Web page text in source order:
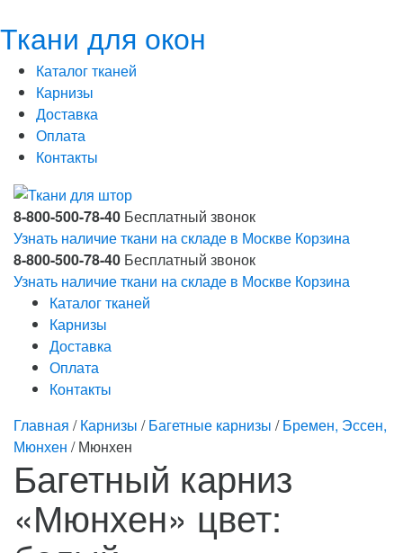
Ткани для окон
Каталог тканей
Карнизы
Доставка
Оплата
Контакты
8-800-500-78-40 Бесплатный звонок
Узнать наличие ткани на складе в Москве Корзина
8-800-500-78-40 Бесплатный звонок
Узнать наличие ткани на складе в Москве Корзина
Каталог тканей
Карнизы
Доставка
Оплата
Контакты
Главная /Карнизы /Багетные карнизы /Бремен, Эссен,
Мюнхен / Мюнхен
Багетный карниз
«Мюнхен» цвет: